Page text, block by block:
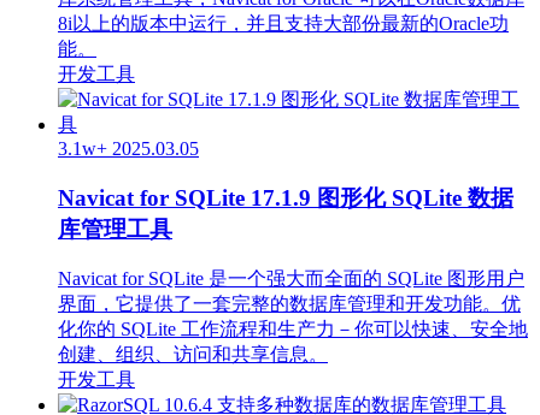
8i以上的版本中运行，并且支持大部份最新的Oracle功
能。
开发工具
3.1w+ 2025.03.05
Navicat for SQLite 17.1.9 图形化 SQLite 数据
库管理工具
Navicat for SQLite 是一个强大而全面的 SQLite 图形用户
界面，它提供了一套完整的数据库管理和开发功能。优
化你的 SQLite 工作流程和生产力－你可以快速、安全地
创建、组织、访问和共享信息。
开发工具